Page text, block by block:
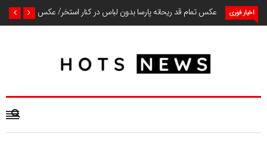
اخبار فوری عکس تمام قد ریحانه پارسا بدون لباس در کنار استخر/ عکس